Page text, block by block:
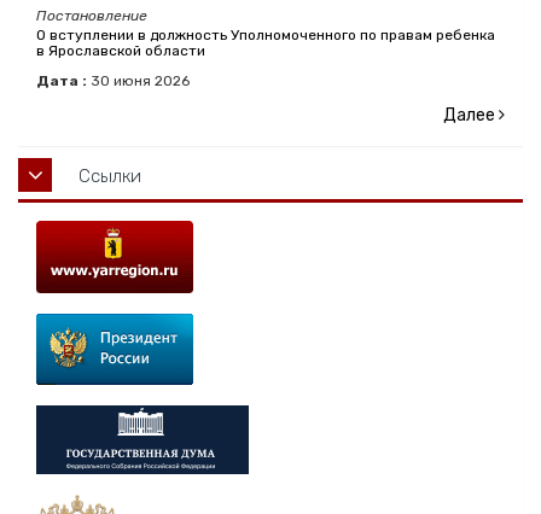
Постановление
О вступлении в должность Уполномоченного по правам ребенка
в Ярославской области
Дата : 30 июня 2026
Далее
Ссылки